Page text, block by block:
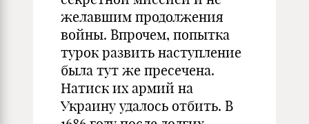
желавшим продолжения
войны. Впрочем, попытка
турок развить наступление
была тут же пресечена.
Натиск их армий на
Украину удалось отбить. В